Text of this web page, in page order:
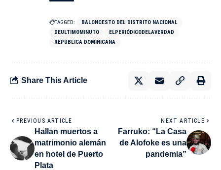
TAGGED:
BALONCESTO DEL DISTRITO NACIONAL
DEULTIMOMINUTO
ELPERIÓDICODELAVERDAD
REPÚBLICA DOMINICANA
Share This Article
PREVIOUS ARTICLE
Hallan muertos a
matrimonio alemán
en hotel de Puerto
Plata
NEXT ARTICLE
Farruko: “La Casa
de Alofoke es una
pandemia”